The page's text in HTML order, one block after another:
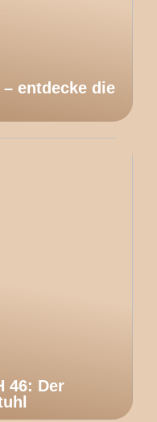
entdecke die
46: Der